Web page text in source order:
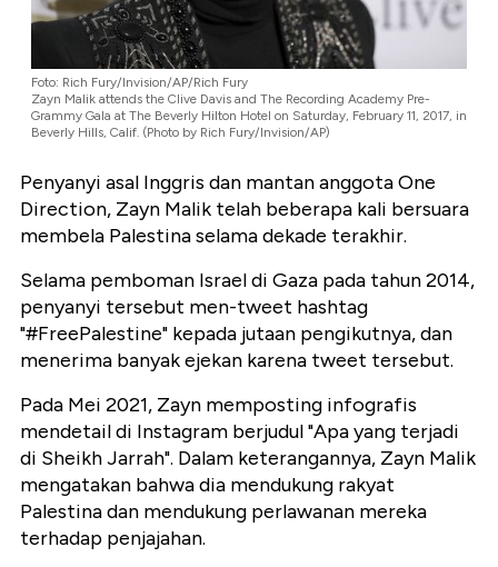
Foto: Rich Fury/Invision/AP/Rich Fury
Zayn Malik attends the Clive Davis and The Recording Academy Pre-
Grammy Gala at The Beverly Hilton Hotel on Saturday, February 11, 2017, in
Beverly Hills, Calif. (Photo by Rich Fury/Invision/AP)
Penyanyi asal Inggris dan mantan anggota One
Direction, Zayn Malik telah beberapa kali bersuara
membela Palestina selama dekade terakhir.
Selama pemboman Israel di Gaza pada tahun 2014,
penyanyi tersebut men-tweet hashtag
"#FreePalestine" kepada jutaan pengikutnya, dan
menerima banyak ejekan karena tweet tersebut.
Pada Mei 2021, Zayn memposting infografis
mendetail di Instagram berjudul "Apa yang terjadi
di Sheikh Jarrah". Dalam keterangannya, Zayn Malik
mengatakan bahwa dia mendukung rakyat
Palestina dan mendukung perlawanan mereka
terhadap penjajahan.